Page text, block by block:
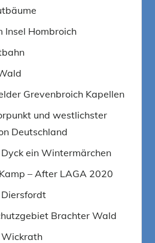
Insel Hombroich
Grevenbroich Kapellen
und westlichster
Deutschland
Dyck ein Wintermärchen
– After LAGA 2020
Diersfordt
Brachter Wald
Wickrath